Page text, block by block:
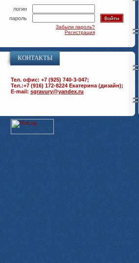
логин
пароль
Забыли пароль?
Регистрация
КОНТАКТЫ
Тел. офис: +7 (925) 740-3-047;
Тел.:+7 (916) 172-8224 Екатерина (дизайн);
E-mail: sgravury@yandex.ru